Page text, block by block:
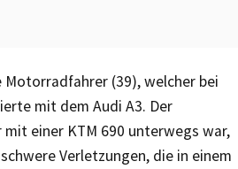
Motorradfahrer (39), welcher bei
mit dem Audi A3. Der
einer KTM 690 unterwegs war,
Verletzungen, die in einem